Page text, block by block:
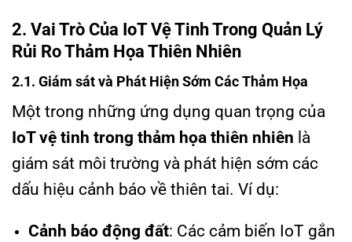
2. Vai Trò Của IoT Vệ Tinh Trong Quản Lý
Rủi Ro Thảm Họa Thiên Nhiên
2.1. Giám sát và Phát Hiện Sớm Các Thảm Họa
Một trong những ứng dụng quan trọng của
IoT vệ tinh trong thảm họa thiên nhiên là
giám sát môi trường và phát hiện sớm các
dấu hiệu cảnh báo về thiên tai. Ví dụ:
Cảnh báo động đất: Các cảm biến IoT gắn